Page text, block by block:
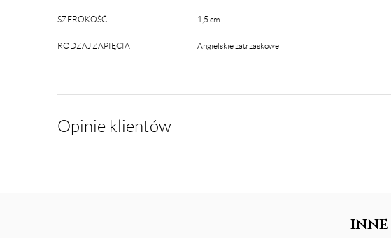
SZEROKOŚĆ 1,5 cm
RODZAJ ZAPIĘCIA Angielskie zatrzaskowe
Opinie klientów
INNE